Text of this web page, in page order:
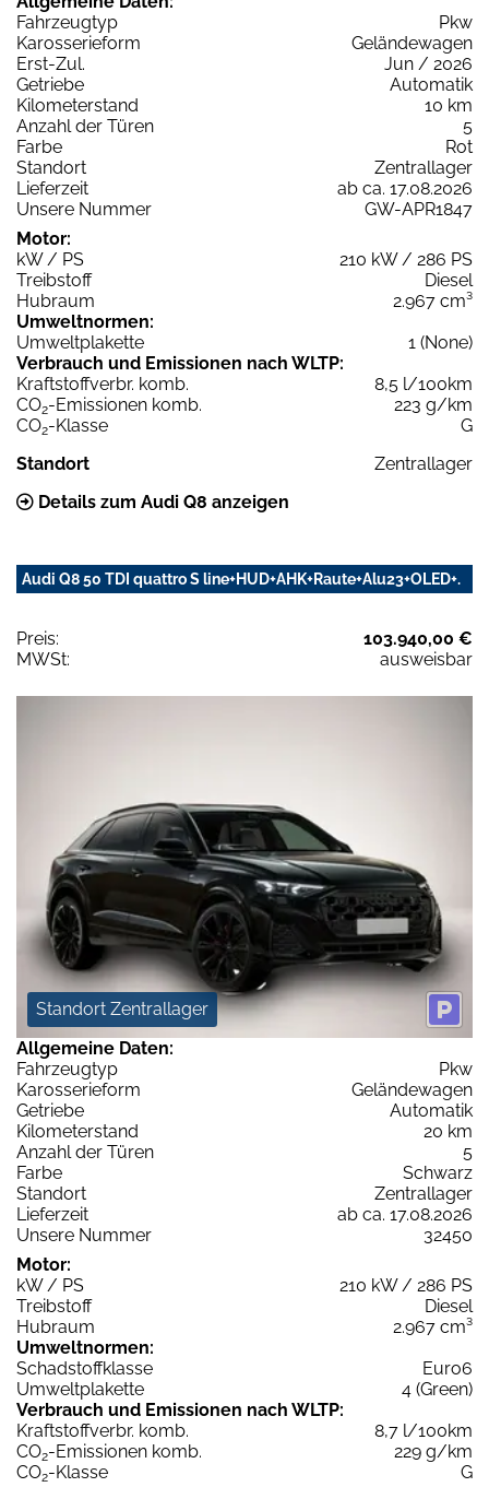
Fahrzeugtyp
Pkw
Karosserieform
Geländewagen
Erst-Zul.
Jun / 2026
Getriebe
Automatik
Kilometerstand
10 km
Anzahl der Türen
5
Farbe
Rot
Standort
Zentrallager
Lieferzeit
ab ca. 17.08.2026
Unsere Nummer
GW-APR1847
Motor:
kW / PS
210 kW / 286 PS
Treibstoff
Diesel
Hubraum
2.967 cm³
Umweltnormen:
Umweltplakette
1 (None)
Verbrauch und Emissionen nach WLTP:
Kraftstoffverbr. komb.
8,5 l/100km
CO2-Emissionen komb.
223 g/km
CO2-Klasse
G
Standort
Zentrallager
Details zum Audi Q8 anzeigen
Audi Q8 50 TDI quattro S line+HUD+AHK+Raute+Alu23+OLED+.
Preis:
103.940,00 €
MWSt:
ausweisbar
Standort Zentrallager
Allgemeine Daten:
Fahrzeugtyp
Pkw
Karosserieform
Geländewagen
Getriebe
Automatik
Kilometerstand
20 km
Anzahl der Türen
5
Farbe
Schwarz
Standort
Zentrallager
Lieferzeit
ab ca. 17.08.2026
Unsere Nummer
32450
Motor:
kW / PS
210 kW / 286 PS
Treibstoff
Diesel
Hubraum
2.967 cm³
Umweltnormen:
Schadstoffklasse
Euro6
Umweltplakette
4 (Green)
Verbrauch und Emissionen nach WLTP:
Kraftstoffverbr. komb.
8,7 l/100km
CO2-Emissionen komb.
229 g/km
CO2-Klasse
G